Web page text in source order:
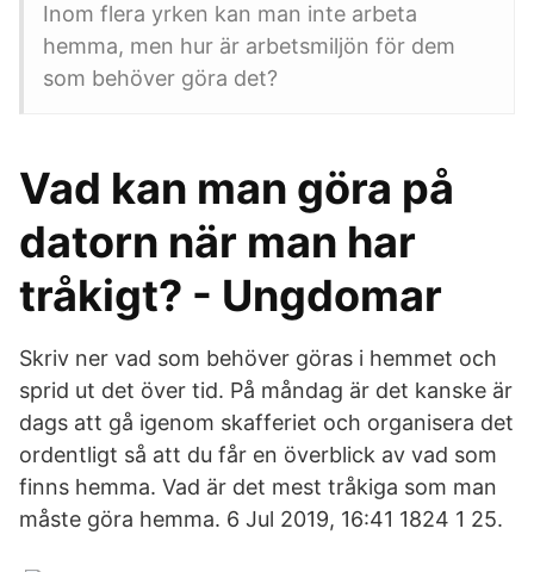
Inom flera yrken kan man inte arbeta
hemma, men hur är arbetsmiljön för dem
som behöver göra det?
Vad kan man göra på
datorn när man har
tråkigt? - Ungdomar
Skriv ner vad som behöver göras i hemmet och
sprid ut det över tid. På måndag är det kanske är
dags att gå igenom skafferiet och organisera det
ordentligt så att du får en överblick av vad som
finns hemma. Vad är det mest tråkiga som man
måste göra hemma. 6 Jul 2019, 16:41 1824 1 25.